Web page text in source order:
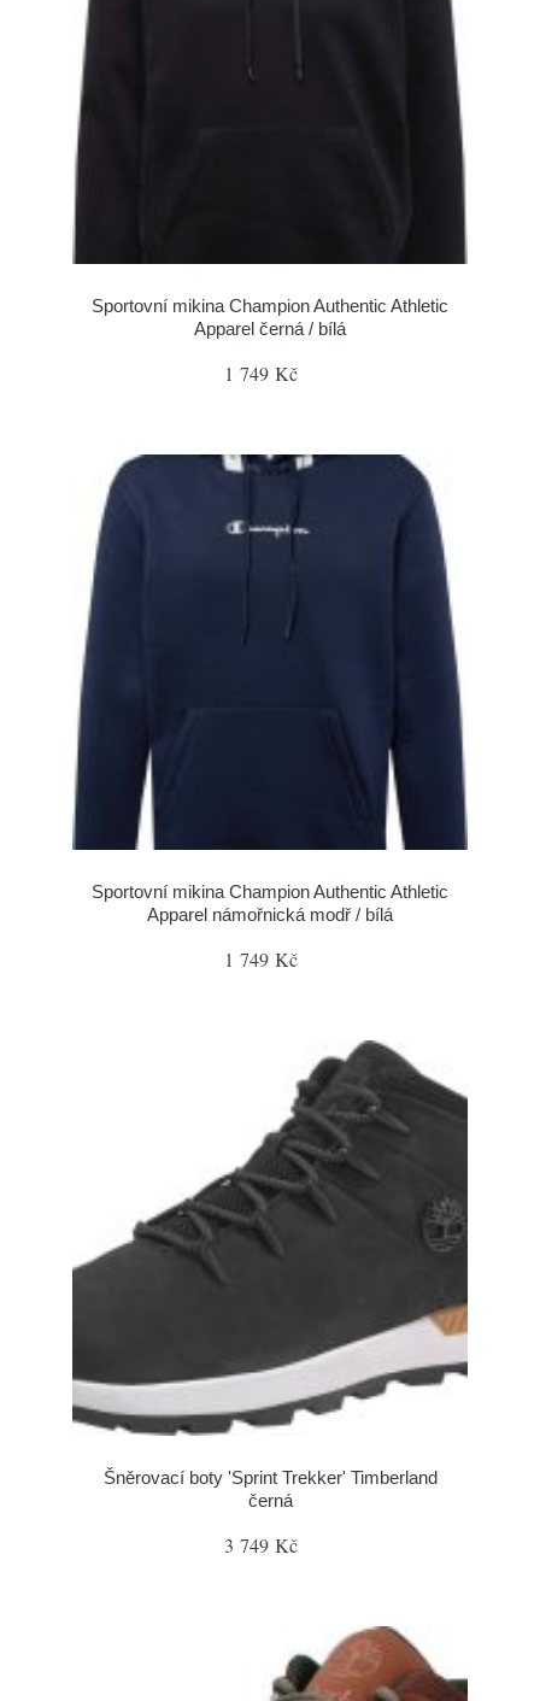
Sportovní mikina Champion Authentic Athletic
Apparel černá / bílá
1 749 Kč
Sportovní mikina Champion Authentic Athletic
Apparel námořnická modř / bílá
1 749 Kč
Šněrovací boty 'Sprint Trekker' Timberland
černá
3 749 Kč